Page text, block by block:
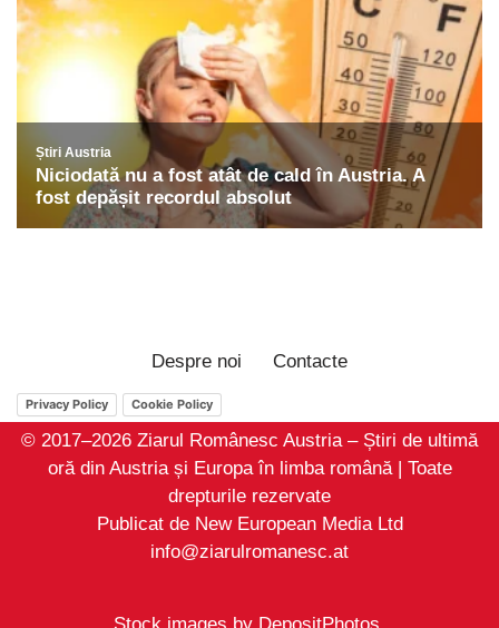
Despre noi Contacte
Privacy Policy Cookie Policy
© 2017–2026 Ziarul Românesc Austria – Știri de ultimă
oră din Austria și Europa în limba română | Toate
drepturile rezervate
Publicat de New European Media Ltd
info@ziarulromanesc.at